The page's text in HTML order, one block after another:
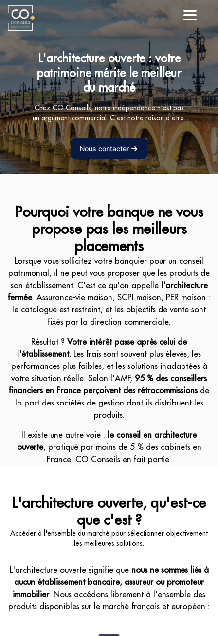
L'architecture ouverte : votre
patrimoine mérite le meilleur
du marché
Chez CO Conseils, notre indépendance n'est pas
un argument commercial. C'est notre raison d'être.
Nous contacter
Pourquoi votre banque ne vous
propose pas les meilleurs
placements
Lorsque vous sollicitez votre banquier pour un conseil
patrimonial, il ne peut vous proposer que les produits de
son établissement. C'est ce qu'on appelle l'architecture
fermée. Assurance-vie maison, SCPI maison, PER maison :
le catalogue est restreint, et les objectifs de vente sont
fixés par la direction commerciale.
Résultat ?Votre intérêt passe après celui de
l'établissement. Les frais sont souvent plus élevés, les
performances plus faibles, et les solutions inadaptées à
votre situation réelle. Selon l'AMF, 95 % des conseillers
financiers en France perçoivent des rétrocommissionsde
la part des sociétés de gestion dont ils distribuent les
produits.
Il existe une autre voie : le conseil en architecture
ouverte, pratiqué par moins de 5 % des cabinets en
France. CO Conseils en fait partie.
L'architecture ouverte, qu'est-ce
que c'est ?
Accéder à l'ensemble du marché pour sélectionner objectivement
les meilleures solutions.
L'architecture ouverte signifie que nous ne sommes liés à
aucun établissement bancaire, assureur ou promoteur
immobilier. Nous accédons librement à l'ensemble des
produits disponibles sur le marché français et européen :